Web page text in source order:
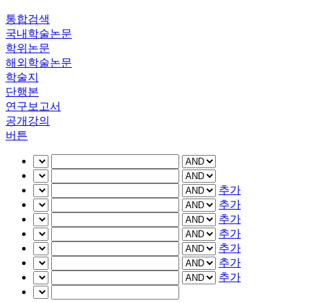
통합검색
국내학술논문
학위논문
해외학술논문
학술지
단행본
연구보고서
공개강의
버튼
추가
추가
추가
추가
추가
추가
추가